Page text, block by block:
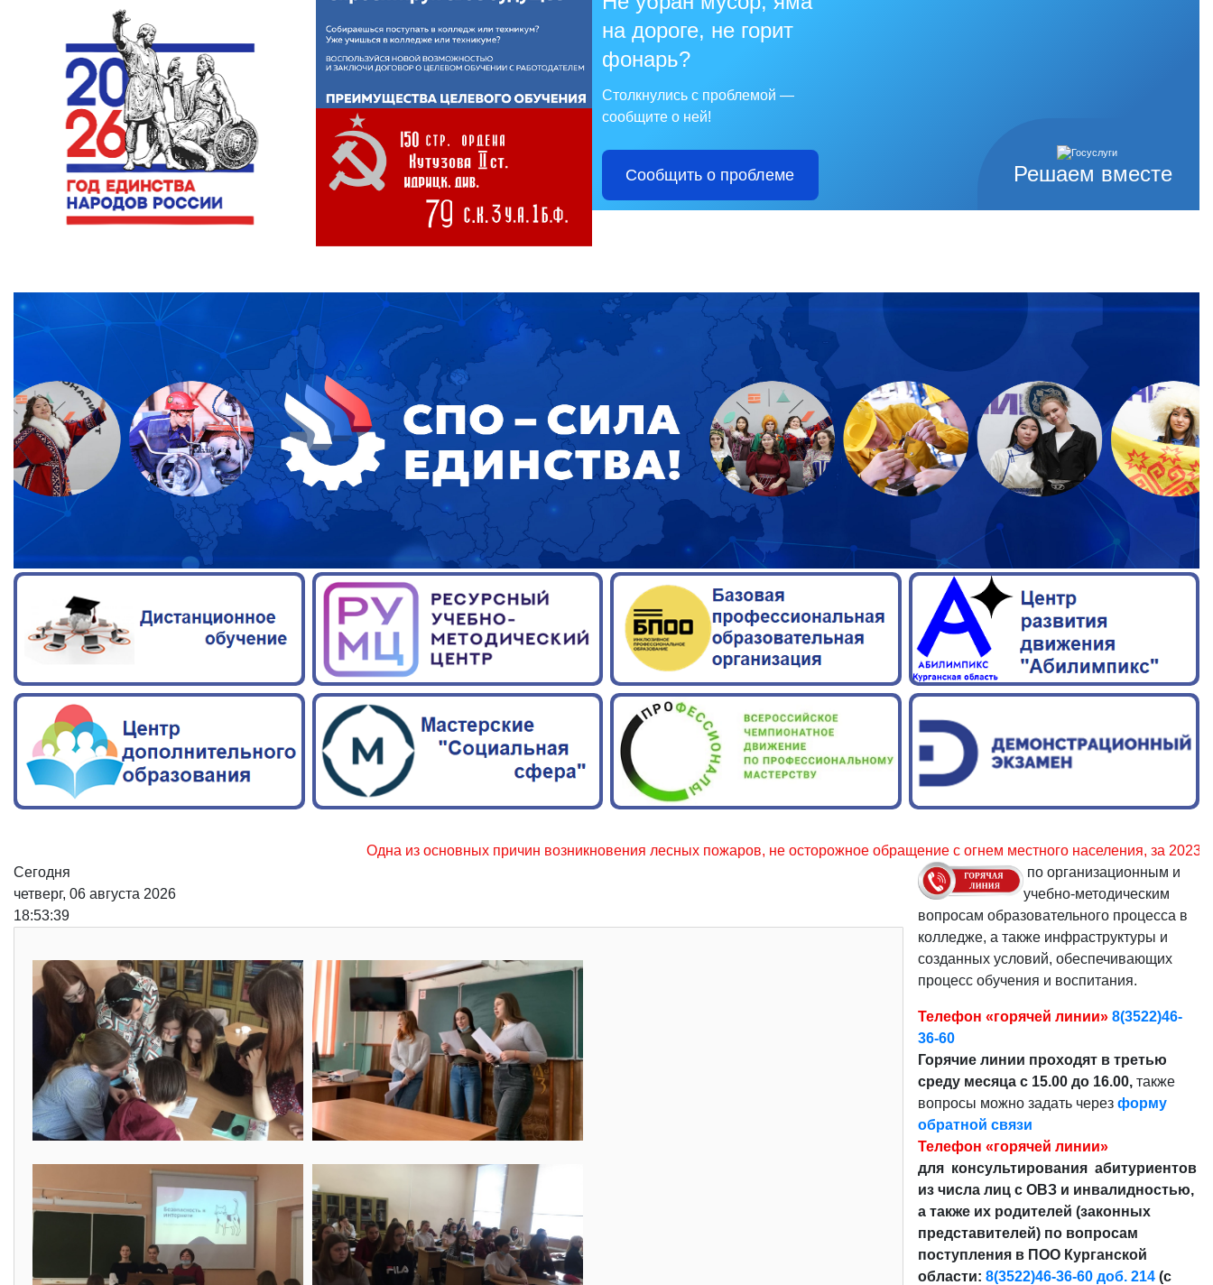
Решаем вместе
на дороге, не горит
фонарь?
Столкнулись с проблемой —
сообщите о ней!
Сообщить о проблеме
Одна из основных причин возникновения лесных пожаров, не осторожное обращение с огнем местного населения, за 2023 – 33,4%. Уважаемые
Сегодня
четверг, 06 августа 2026
18:53:40
по организационным и
учебно-методическим
вопросам образовательного процесса в
колледже, а также инфраструктуры и
созданных условий, обеспечивающих
процесс обучения и воспитания.
Телефон «горячей линии» 8(3522)46-
36-60
Горячие линии проходят в третью
среду месяца с 15.00 до 16.00, также
вопросы можно задать через форму
обратной связи
Телефон «горячей линии»
для консультирования абитуриентов
из числа лиц с ОВЗ и инвалидностью,
а также их родителей (законных
представителей) по вопросам
поступления в ПОО Курганской
области: 8(3522)46-36-60 доб. 214(с